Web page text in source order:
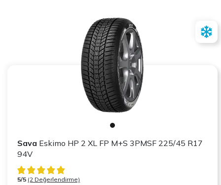
Sava Eskimo HP 2 XL FP M+S 3PMSF 225/45 R17
94V
5/5 (2 Değerlendirme)